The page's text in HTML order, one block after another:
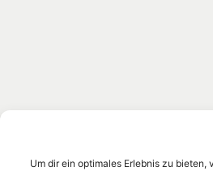
Um dir ein optimales Erlebnis zu